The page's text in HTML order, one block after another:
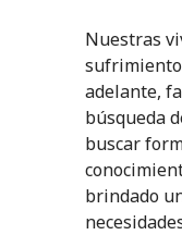
Nuestras
adelante,
búsqueda
buscar
brindado